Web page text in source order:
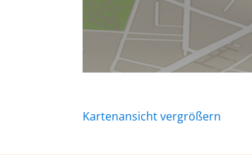
Kartenansicht vergrößern